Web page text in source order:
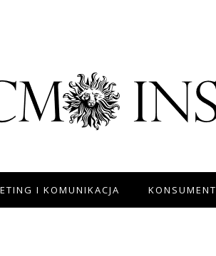
I KOMUNIKACJA KONSUMENT